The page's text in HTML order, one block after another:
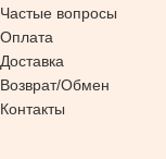
Частые вопросы
Оплата
Доставка
Возврат/Обмен
Контакты